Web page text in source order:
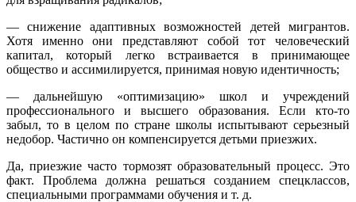
— снижение адаптивных возможностей детей мигрантов.
Хотя именно они представляют собой тот человеческий
капитал, который легко встраивается в принимающее
общество и ассимилируется, принимая новую идентичность;
— дальнейшую «оптимизацию» школ и учреждений
профессионального и высшего образования. Если кто-то
забыл, то в целом по стране школы испытывают серьезный
недобор. Частично он компенсируется детьми приезжих.
Да, приезжие часто тормозят образовательный процесс. Это
факт. Проблема должна решаться созданием спецклассов,
специальными программами обучения и т. д.